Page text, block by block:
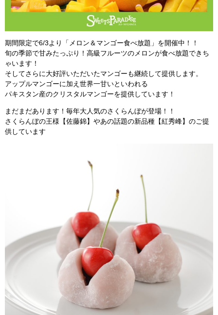
期間限定で6/3より「メロン＆マンゴー食べ放題」を開催中！！
旬の季節で甘みたっぷり！高級フルーツのメロンが食べ放題できち
ゃいます！
そしてさらに大好評いただいたマンゴーも継続して提供します。
アップルマンゴーに加え世界一甘いといわれる
パキスタン産のクリスタルマンゴーを提供しています！
まだまだあります！毎年大人気のさくらんぼが登場！！
さくらんぼの王様【佐藤錦】やあの話題の新品種【紅秀峰】のご提
供しています